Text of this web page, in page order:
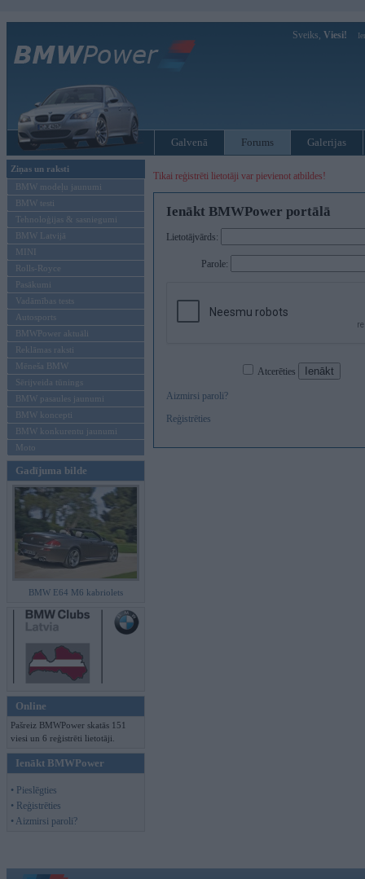
Sveiks, Viesi!
Galvenā Forums Galerijas
Ziņas un raksti
BMW modeļu jaunumi
BMW testi
Tehnoloģijas & sasniegumi
BMW Latvijā
MINI
Rolls-Royce
Pasākumi
Vadāmības tests
Autosports
BMWPower aktuāli
Reklāmas raksti
Mēneša BMW
Sērijveida tūnings
BMW pasaules jaunumi
BMW koncepti
BMW konkurentu jaunumi
Moto
Gadījuma bilde
BMW E64 M6 kabriolets
Online
Pašreiz BMWPower skatās 151
viesi un 6 reģistrēti lietotāji.
Ienākt BMWPower
• Pieslēgties
• Reģistrēties
• Aizmirsi paroli?
Tikai reģistrēti lietotāji var pievienot atbildes!
Ienākt BMWPower portālā
Lietotājvārds:
Parole:
Atcerēties
Aizmirsi paroli?
Reģistrēties